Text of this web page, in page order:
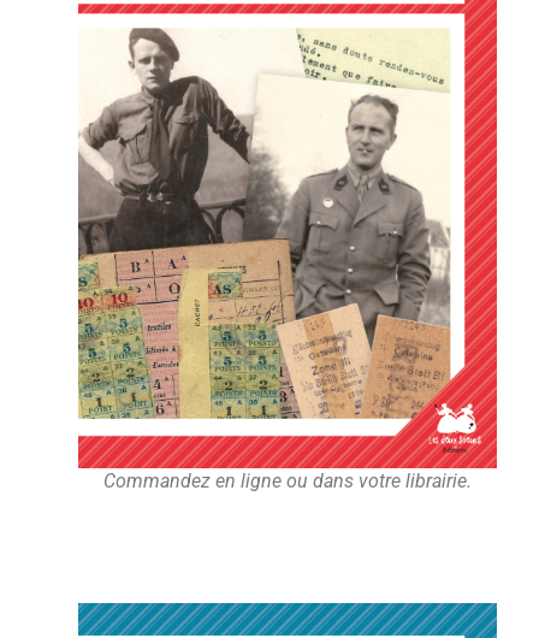
Commandez en ligne ou dans votre librairie.